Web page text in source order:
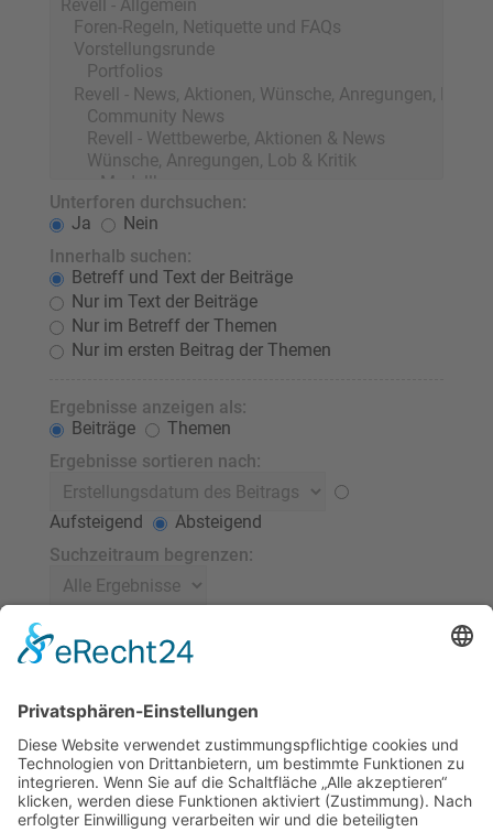
Unterforen durchsuchen:
Ja
Nein
Innerhalb suchen:
Betreff und Text der Beiträge
Nur im Text der Beiträge
Nur im Betreff der Themen
Nur im ersten Beitrag der Themen
Ergebnisse anzeigen als:
Beiträge
Themen
Ergebnisse sortieren nach:
Aufsteigend
Absteigend
Suchzeitraum begrenzen:
Stelle 0 als Wert ein, damit der komplette Beitrag
angezeigt wird.